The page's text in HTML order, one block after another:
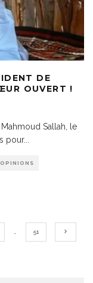
DE
OUVERT !
Sallah, le
pour...
OPINIONS
51